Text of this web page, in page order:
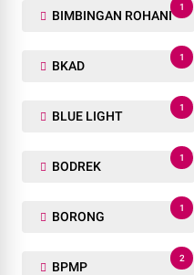
BIMBINGAN ROHANI
1
BKAD
1
BLUE LIGHT
1
BODREK
1
BORONG
1
BPMP
2